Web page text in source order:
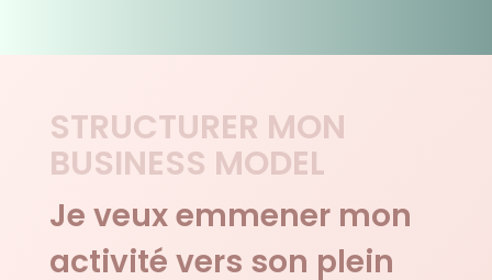
STRUCTURER MON
BUSINESS MODEL
Je veux emmener mon
activité vers son plein